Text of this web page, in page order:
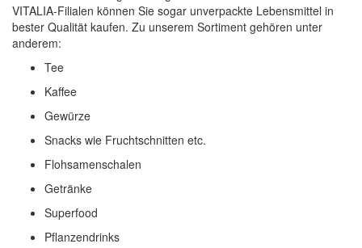
VITALIA-Filialen können Sie sogar unverpackte Lebensmittel in
bester Qualität kaufen. Zu unserem Sortiment gehören unter
anderem:
Tee
Kaffee
Gewürze
Snacks wie Fruchtschnitten etc.
Flohsamenschalen
Getränke
Superfood
Pflanzendrinks